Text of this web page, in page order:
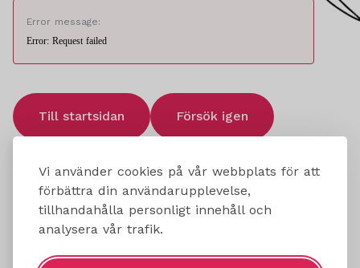
Vi använder cookies på vår webbplats för att
förbättra din användarupplevelse,
tillhandahålla personligt innehåll och
analysera vår trafik.
Error message:
Error: Request failed
Till startsidan Försök igen